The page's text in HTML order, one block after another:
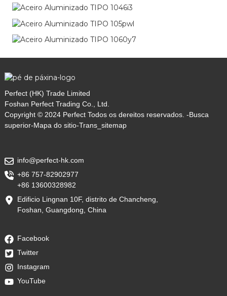
Perfect (HK) Trade Limited
Foshan Perfect Trading Co., Ltd.
Copyright © 2024 Perfect Todos os dereitos reservados. -Busca
superior-Mapa do sitio-Trans_sitemap
info@perfect-hk.com
+86 757-82902977
+86 13600328982
Edificio Lingnan 10F, distrito de Chancheng,
Foshan, Guangdong, China
Facebook
Twitter
Instagram
YouTube